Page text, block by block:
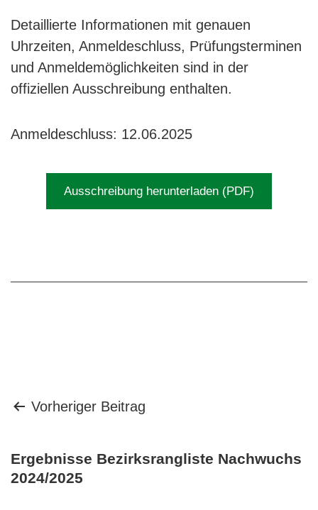
Detaillierte Informationen mit genauen
Uhrzeiten, Anmeldeschluss, Prüfungsterminen
und Anmeldemöglichkeiten sind in der
offiziellen Ausschreibung enthalten.
Anmeldeschluss: 12.06.2025
Ausschreibung herunterladen (PDF)
Vorheriger Beitrag
Ergebnisse Bezirksrangliste Nachwuchs
2024/2025